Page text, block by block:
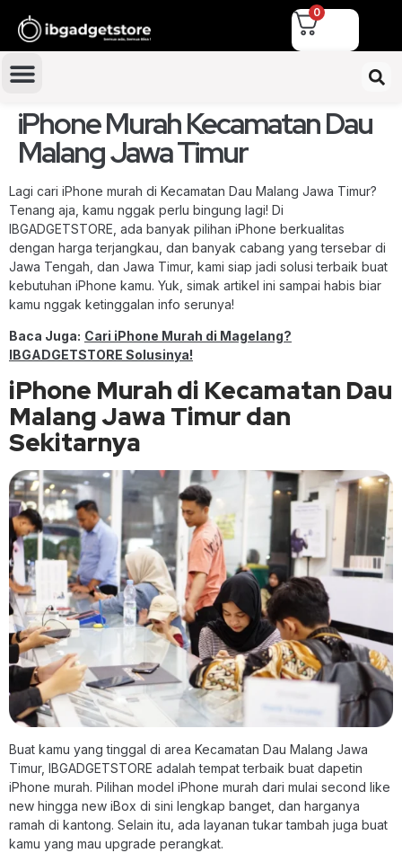
0
iPhone Murah Kecamatan Dau
Malang Jawa Timur
Lagi cari iPhone murah di Kecamatan Dau Malang Jawa Timur?
Tenang aja, kamu nggak perlu bingung lagi! Di
IBGADGETSTORE, ada banyak pilihan iPhone berkualitas
dengan harga terjangkau, dan banyak cabang yang tersebar di
Jawa Tengah, dan Jawa Timur, kami siap jadi solusi terbaik buat
kebutuhan iPhone kamu. Yuk, simak artikel ini sampai habis biar
kamu nggak ketinggalan info serunya!
Baca Juga: Cari iPhone Murah di Magelang?
IBGADGETSTORE Solusinya!
iPhone Murah di Kecamatan Dau
Malang Jawa Timur dan
Sekitarnya
Buat kamu yang tinggal di area Kecamatan Dau Malang Jawa
Timur, IBGADGETSTORE adalah tempat terbaik buat dapetin
iPhone murah. Pilihan model iPhone murah dari mulai second like
new hingga new iBox di sini lengkap banget, dan harganya
ramah di kantong. Selain itu, ada layanan tukar tambah juga buat
kamu yang mau upgrade perangkat.